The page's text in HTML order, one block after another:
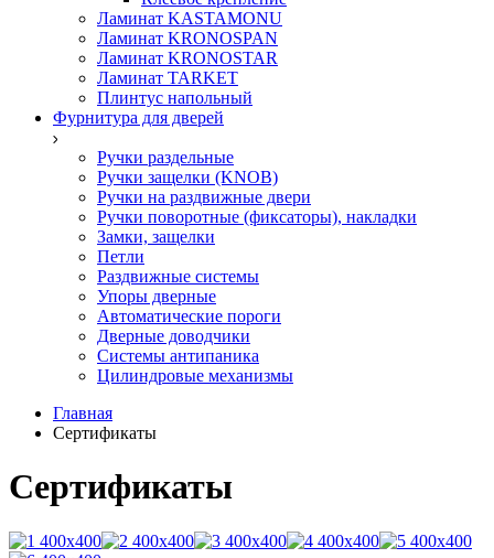
Ламинат KASTAMONU
Ламинат KRONOSPAN
Ламинат KRONOSTAR
Ламинат TARKET
Плинтус напольный
Фурнитура для дверей
Ручки раздельные
Ручки защелки (KNOB)
Ручки на раздвижные двери
Ручки поворотные (фиксаторы), накладки
Замки, защелки
Петли
Раздвижные системы
Упоры дверные
Автоматические пороги
Дверные доводчики
Системы антипаника
Цилиндровые механизмы
Главная
Сертификаты
Сертификаты